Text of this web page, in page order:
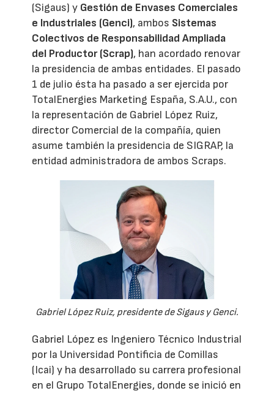
(Sigaus) y Gestión de Envases Comerciales
e Industriales (Genci), ambos Sistemas
Colectivos de Responsabilidad Ampliada
del Productor (Scrap), han acordado renovar
la presidencia de ambas entidades. El pasado
1 de julio ésta ha pasado a ser ejercida por
TotalEnergies Marketing España, S.A.U., con
la representación de Gabriel López Ruiz,
director Comercial de la compañía, quien
asume también la presidencia de SIGRAP, la
entidad administradora de ambos Scraps.
Gabriel López Ruiz, presidente de Sigaus y Genci.
Gabriel López es Ingeniero Técnico Industrial
por la Universidad Pontificia de Comillas
(Icai) y ha desarrollado su carrera profesional
en el Grupo TotalEnergies, donde se inició en